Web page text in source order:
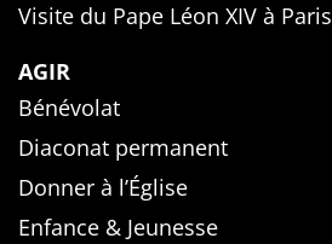
Visite du Pape Léon XIV à Paris
AGIR
Bénévolat
Diaconat permanent
Donner à l’Église
Enfance & Jeunesse